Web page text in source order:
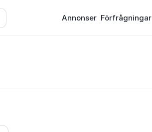
Annonser Förfrågningar